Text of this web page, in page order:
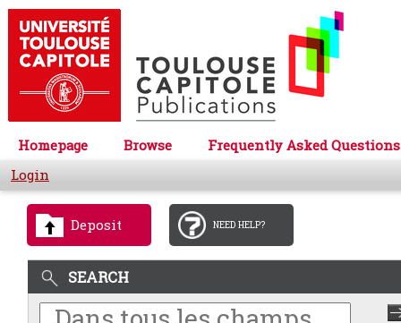
Homepage Browse
Frequently Asked Questions
Login
Deposit NEED HELP?
SEARCH